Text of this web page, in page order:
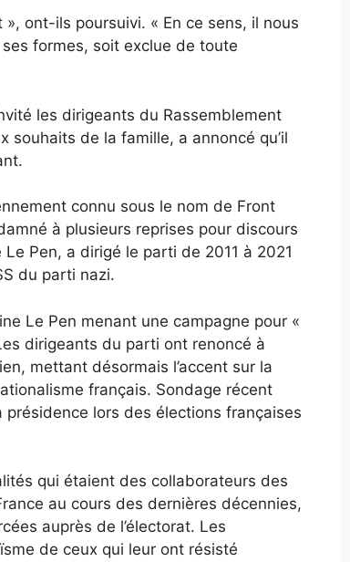
ont-ils poursuivi. « En ce sens, il nous
formes, soit exclue de toute
les dirigeants du Rassemblement
souhaits de la famille, a annoncé qu’il
.
connu sous le nom de Front
à plusieurs reprises pour discours
Pen, a dirigé le parti de 2011 à 2021
du parti nazi.
Le Pen menant une campagne pour «
dirigeants du parti ont renoncé à
mettant désormais l’accent sur la
français. Sondage récent
lors des élections françaises
qui étaient des collaborateurs des
au cours des dernières décennies,
auprès de l’électorat. Les
de ceux qui leur ont résisté